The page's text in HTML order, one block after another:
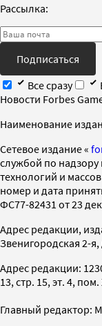
Рассылка:
Подписаться
Все сразу
Новости Forbes
Наименование
Cетевое издание «
службой по
технологий и
номер и дата
ФС77-82431 от 23
Адрес редакции,
Звенигородская 2-я,
Адрес редакции:
13, стр. 15, эт. 4, пом.
Главный редактор: